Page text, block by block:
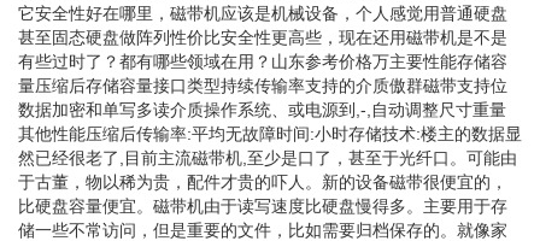
它安全性好在哪里，磁带机应该是机械设备，个人感觉用普通硬盘
甚至固态硬盘做阵列性价比安全性更高些，现在还用磁带机是不是
有些过时了？都有哪些领域在用？山东参考价格万主要性能存储容
量压缩后存储容量接口类型持续传输率支持的介质傲群磁带支持位
数据加密和单写多读介质操作系统、或电源到,-,自动调整尺寸重量
其他性能压缩后传输率:平均无故障时间:小时存储技术:楼主的数据显
然已经很老了,目前主流磁带机,至少是口了，甚至于光纤口。可能由
于古董，物以稀为贵，配件才贵的吓人。新的设备磁带很便宜的，
比硬盘容量便宜。磁带机由于读写速度比硬盘慢得多。主要用于存
储一些不常访问，但是重要的文件，比如需要归档保存的。就像家